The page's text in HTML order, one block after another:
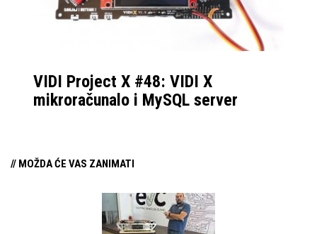
VIDI Project X #48: VIDI X
mikroračunalo i MySQL server
// MOŽDA ĆE VAS ZANIMATI